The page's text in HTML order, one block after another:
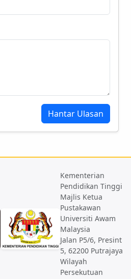
Hantar Ulasan
Kementerian
Pendidikan Tinggi
Majlis Ketua
Pustakawan
Universiti Awam
Malaysia
Jalan P5/6, Presint
5, 62200 Putrajaya
Wilayah
Persekutuan